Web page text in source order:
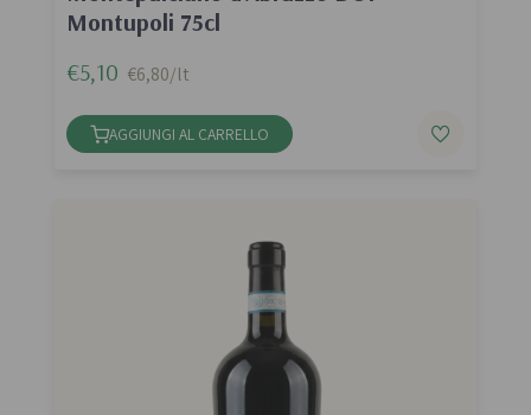
Montupoli 75cl
€5,10 €6,80/lt
AGGIUNGI AL CARRELLO